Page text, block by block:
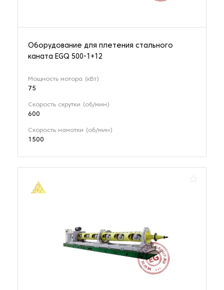
Оборудование для плетения стального
каната EGQ 500-1+12
Мощность мотора (кВт)
75
Скорость скрутки (об/мин)
600
Скорость намотки (об/мин)
1500